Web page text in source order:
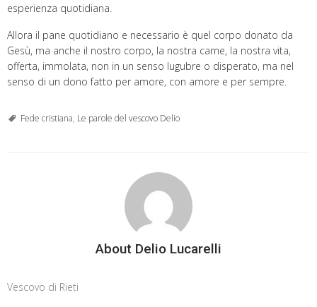
esperienza quotidiana.
Allora il pane quotidiano e necessario è quel corpo donato da
Gesù, ma anche il nostro corpo, la nostra carne, la nostra vita,
offerta, immolata, non in un senso lugubre o disperato, ma nel
senso di un dono fatto per amore, con amore e per sempre.
Fede cristiana, Le parole del vescovo Delio
About Delio Lucarelli
Vescovo di Rieti